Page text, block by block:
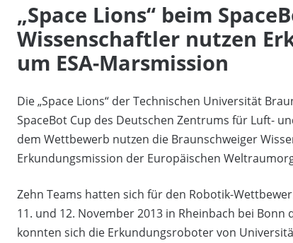
„Space Lions“ beim
Wissenschaftler nutzen
um ESA-Marsmission
Die „Space Lions“ der Technischen Universität
SpaceBot Cup des Deutschen Zentrums für Luft-
dem Wettbewerb nutzen die Braunschweiger
Erkundungsmission der Europäischen
Zehn Teams hatten sich für den Robotik-
11. und 12. November 2013 in Rheinbach bei
konnten sich die Erkundungsroboter von